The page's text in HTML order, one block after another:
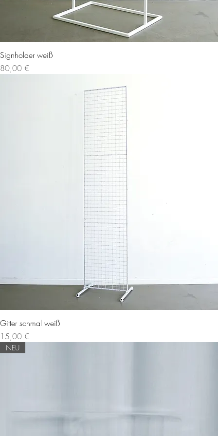
Signholder weiß
Preis
80,00 €
Gitter schmal weiß
Preis
15,00 €
NEU